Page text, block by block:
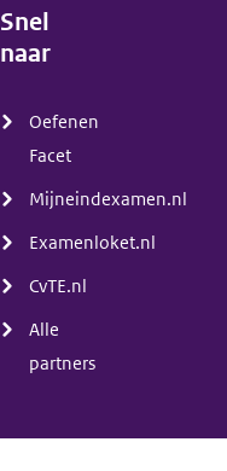
Snel
naar
Oefenen
Facet
Mijneindexamen.nl
Examenloket.nl
CvTE.nl
Alle
partners